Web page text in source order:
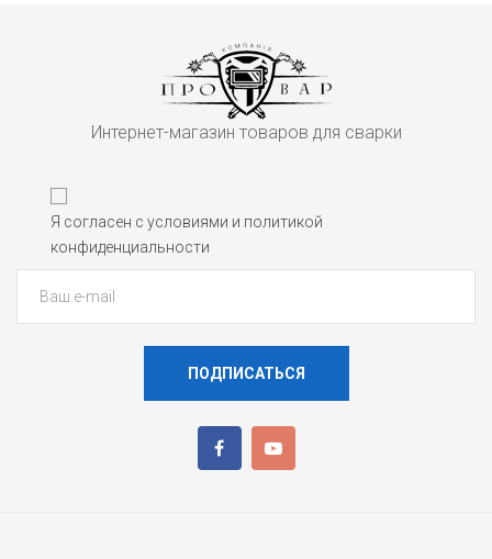
Интернет-магазин товаров для сварки
Я согласен с условиями и политикой
конфиденциальности
ПОДПИСАТЬСЯ